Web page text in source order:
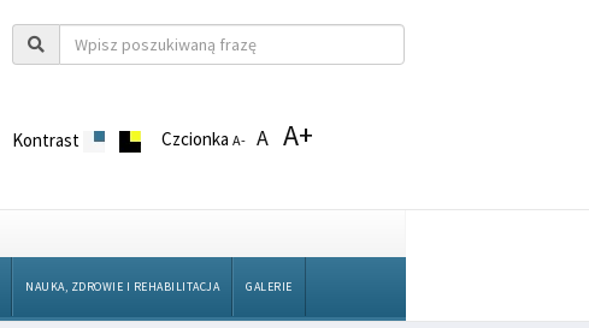
Kontrast CzcionkaA- A A+
NAUKA, ZDROWIE I REHABILITACJA GALERIE